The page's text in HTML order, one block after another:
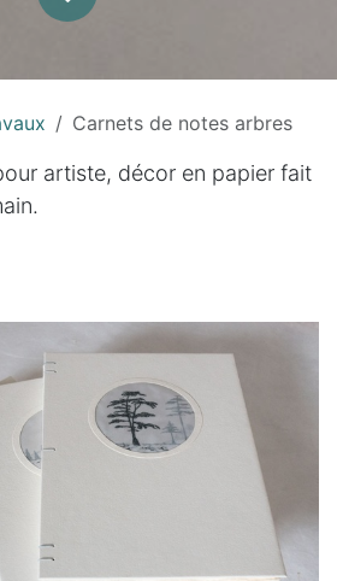
Carnets de notes arbres
artiste, décor en papier fait